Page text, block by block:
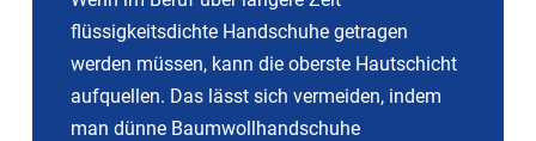
flüssigkeitsdichte Handschuhe getragen
werden müssen, kann die oberste Hautschicht
aufquellen. Das lässt sich vermeiden, indem
man dünne Baumwollhandschuhe